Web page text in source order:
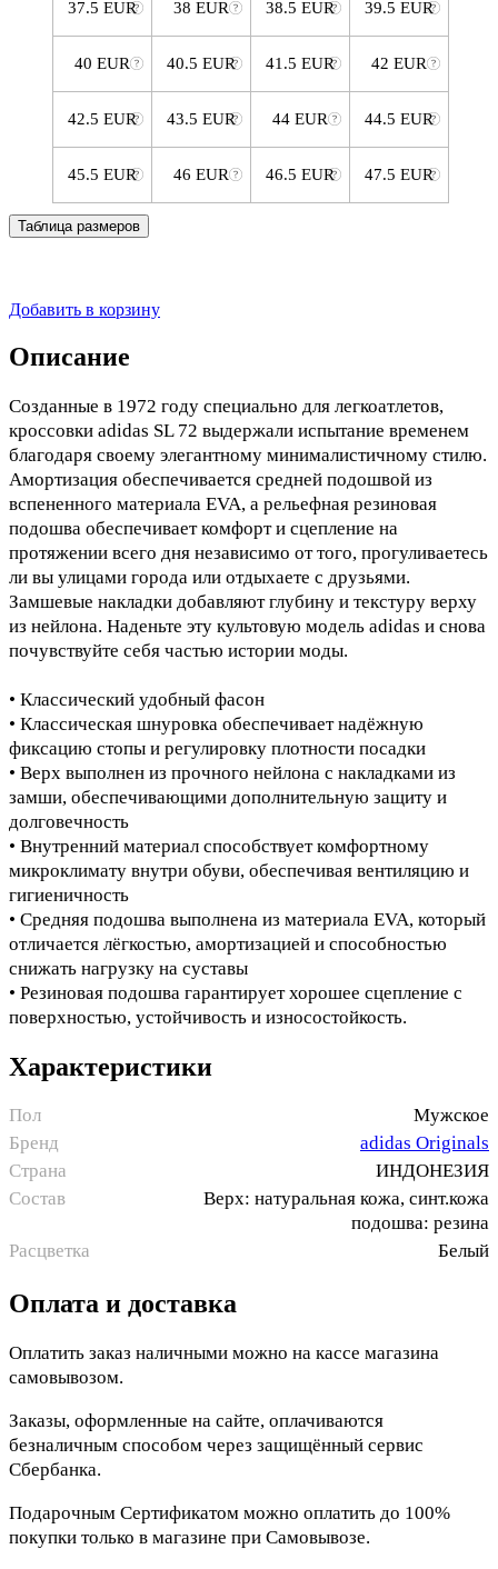
37.5 EUR 38 EUR 38.5 EUR 39.5 EUR
40 EUR 40.5 EUR 41.5 EUR 42 EUR
42.5 EUR 43.5 EUR 44 EUR 44.5 EUR
45.5 EUR 46 EUR 46.5 EUR 47.5 EUR
Таблица размеров
Добавить в корзину
Описание
Созданные в 1972 году специально для легкоатлетов,
кроссовки adidas SL 72 выдержали испытание временем
благодаря своему элегантному минималистичному стилю.
Амортизация обеспечивается средней подошвой из
вспененного материала EVA, а рельефная резиновая
подошва обеспечивает комфорт и сцепление на
протяжении всего дня независимо от того, прогуливаетесь
ли вы улицами города или отдыхаете с друзьями.
Замшевые накладки добавляют глубину и текстуру верху
из нейлона. Наденьте эту культовую модель adidas и снова
почувствуйте себя частью истории моды.
• Классический удобный фасон
• Классическая шнуровка обеспечивает надёжную
фиксацию стопы и регулировку плотности посадки
• Верх выполнен из прочного нейлона с накладками из
замши, обеспечивающими дополнительную защиту и
долговечность
• Внутренний материал способствует комфортному
микроклимату внутри обуви, обеспечивая вентиляцию и
гигиеничность
• Средняя подошва выполнена из материала EVA, который
отличается лёгкостью, амортизацией и способностью
снижать нагрузку на суставы
• Резиновая подошва гарантирует хорошее сцепление с
поверхностью, устойчивость и износостойкость.
Характеристики
Пол
Мужское
Бренд
adidas Originals
Страна
ИНДОНЕЗИЯ
Состав
Верх: натуральная кожа, синт.кожа
подошва: резина
Расцветка
Белый
Оплата и доставка
Оплатить заказ наличными можно на кассе магазина
самовывозом.
Заказы, оформленные на сайте, оплачиваются
безналичным способом через защищённый сервис
Сбербанка.
Подарочным Сертификатом можно оплатить до 100%
покупки только в магазине при Самовывозе.